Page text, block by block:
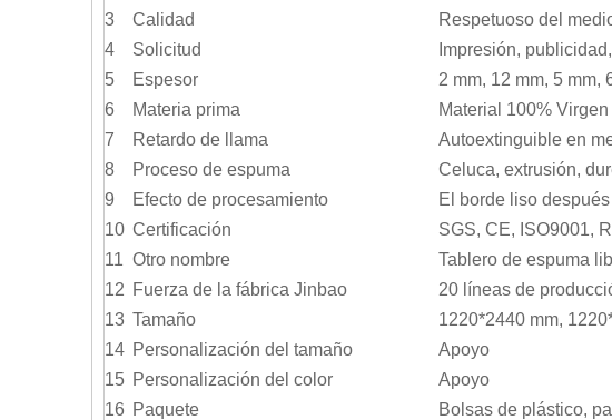
3
Calidad
Respetuoso del
4
Solicitud
Impresión,
5
Espesor
2 mm, 12 mm, 5 mm,
6
Materia prima
Material 100% Virgen
7
Retardo de llama
Autoextinguible en
8
Proceso de espuma
Celuca, extrusión,
9
Efecto de procesamiento
El borde liso
10 Certificación
SGS, CE, ISO9001,
11 Otro nombre
Tablero de espuma
12 Fuerza de la fábrica Jinbao
20 líneas de
13 Tamaño
1220*2440 mm,
14 Personalización del tamaño
Apoyo
15 Personalización del color
Apoyo
16 Paquete Bolsas de plástico,